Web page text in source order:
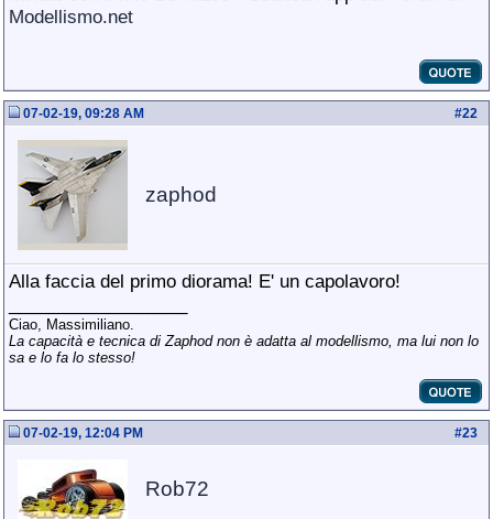
Modellismo.net
#22
07-02-19, 09:28 AM
zaphod
Alla faccia del primo diorama! E' un capolavoro!
Ciao, Massimiliano.
La capacità e tecnica di Zaphod non è adatta al modellismo, ma lui non lo
sa e lo fa lo stesso!
#23
07-02-19, 12:04 PM
Rob72